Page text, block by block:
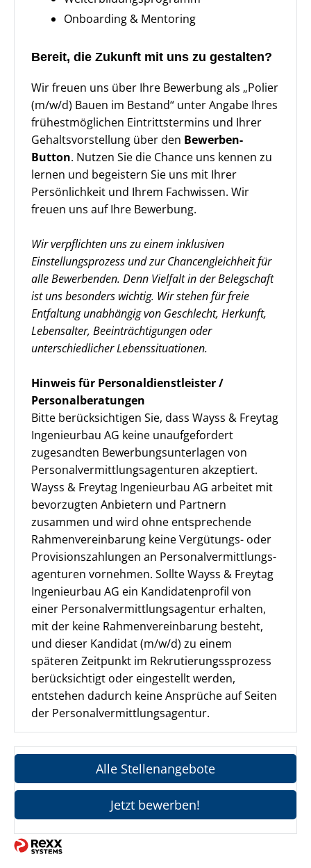
Onboarding & Mentoring
Bereit, die Zukunft mit uns zu gestalten?
Wir freuen uns über Ihre Bewerbung als „Polier
(m/w/d) Bauen im Bestand“ unter Angabe Ihres
frühestmöglichen Eintrittstermins und Ihrer
Gehaltsvorstellung über den Bewerben-
Button. Nutzen Sie die Chance uns kennen zu
lernen und begeistern Sie uns mit Ihrer
Persönlichkeit und Ihrem Fachwissen. Wir
freuen uns auf Ihre Bewerbung.
Wir verpflichten uns zu einem inklusiven
Einstellungsprozess und zur Chancengleichheit für
alle Bewerbenden. Denn Vielfalt in der Belegschaft
ist uns besonders wichtig. Wir stehen für freie
Entfaltung unabhängig von Geschlecht, Herkunft,
Lebensalter, Beeinträchtigungen oder
unterschiedlicher Lebenssituationen.
Hinweis für Personaldienstleister /
Personalberatungen
Bitte berücksichtigen Sie, dass Wayss & Freytag
Ingenieurbau AG keine unaufgefordert
zugesandten Bewerbungsunterlagen von
Personalvermittlungsagenturen akzeptiert.
Wayss & Freytag Ingenieurbau AG arbeitet mit
bevorzugten Anbietern und Partnern
zusammen und wird ohne entsprechende
Rahmenvereinbarung keine Vergütungs- oder
Provisionszahlungen an Personal­vermittlungs­
agenturen vornehmen. Sollte Wayss & Freytag
Ingenieurbau AG ein Kandidatenprofil von
einer Personalvermittlungsagentur erhalten,
mit der keine Rahmenvereinbarung besteht,
und dieser Kandidat (m/w/d) zu einem
späteren Zeitpunkt im Rekrutierungss­prozess
berücksichtigt oder eingestellt werden,
entstehen dadurch keine Ansprüche auf Seiten
der Personalvermittlungsagentur.
Alle Stellenangebote
Jetzt bewerben!